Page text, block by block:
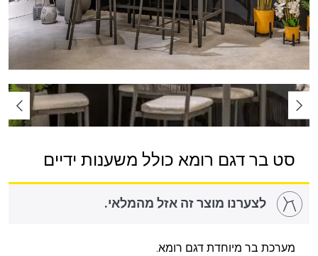
סט בר דגם רומא כולל משענות ידיים
לצערנו מוצר זה אזל מהמלאי.
מערכת בר מיוחדת דגם רומא.